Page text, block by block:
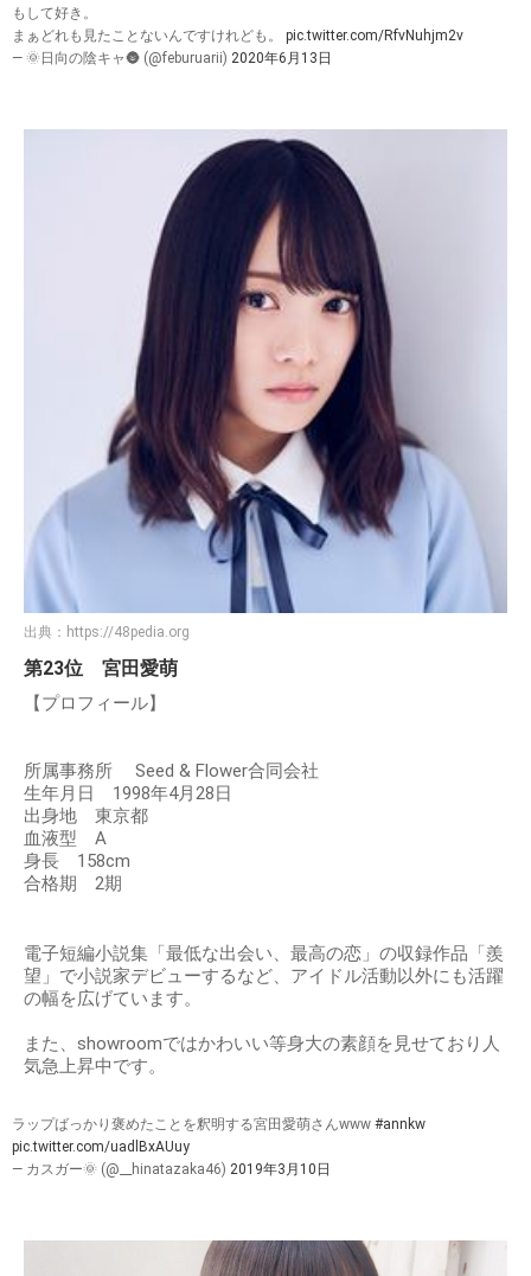
もして好き。
まぁどれも見たことないんですけれども。 pic.twitter.com/RfvNuhjm2v
— 🌞日向の陰キャ🌚 (@feburuarii) 2020年6月13日
出典： https://48pedia.org
第23位 宮田愛萌
【プロフィール】
所属事務所 Seed & Flower合同会社
生年月日 1998年4月28日
出身地 東京都
血液型 A
身長 158cm
合格期 2期
電子短編小説集「最低な出会い、最高の恋」の収録作品「羨
望」で小説家デビューするなど、アイドル活動以外にも活躍
の幅を広げています。
また、showroomではかわいい等身大の素顔を見せており人
気急上昇中です。
ラップばっかり褒めたことを釈明する宮田愛萌さんwww #annkw
pic.twitter.com/uadlBxAUuy
— カスガー🌞 (@__hinatazaka46) 2019年3月10日